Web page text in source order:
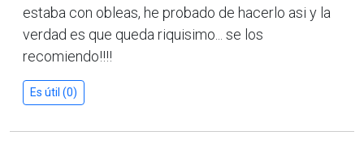
estaba con obleas, he probado de hacerlo asi y la
verdad es que queda riquisimo... se los
recomiendo!!!!
Es útil (0)